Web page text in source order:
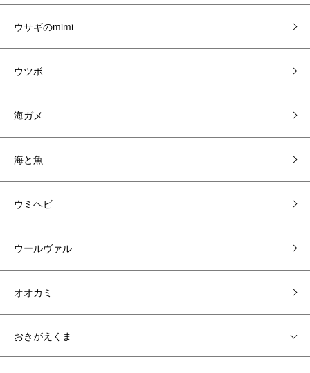
ウサギのmimi
ウツボ
海ガメ
海と魚
ウミヘビ
ウールヴァル
オオカミ
おきがえくま